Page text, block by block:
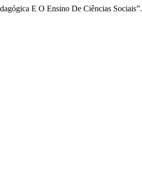
E O Ensino De Ciências Sociais”.